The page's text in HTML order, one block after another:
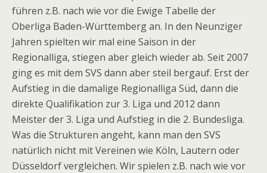
führen z.B. nach wie vor die Ewige Tabelle der
Oberliga Baden-Württemberg an. In den Neunziger
Jahren spielten wir mal eine Saison in der
Regionalliga, stiegen aber gleich wieder ab. Seit 2007
ging es mit dem SVS dann aber steil bergauf. Erst der
Aufstieg in die damalige Regionalliga Süd, dann die
direkte Qualifikation zur 3. Liga und 2012 dann
Meister der 3. Liga und Aufstieg in die 2. Bundesliga.
Was die Strukturen angeht, kann man den SVS
natürlich nicht mit Vereinen wie Köln, Lautern oder
Düsseldorf vergleichen. Wir spielen z.B. nach wie vor